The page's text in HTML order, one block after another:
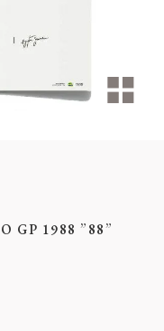
GP 1988 ”88”